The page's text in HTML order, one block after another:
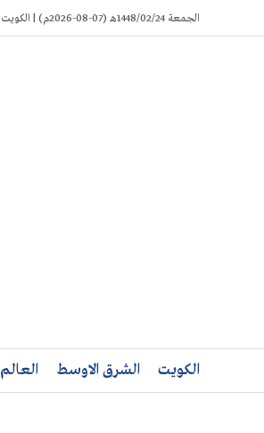
to
الجمعة 1448/02/24هـ (07-08-2026م) | الكويت
الكويت الشرق الاوسط العالم